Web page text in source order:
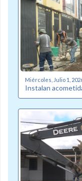
Miércoles, Julio 1,
Instalan